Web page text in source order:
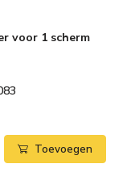
voor 1 scherm
Toevoegen